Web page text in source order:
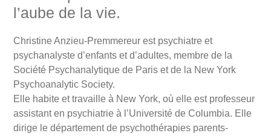
l’aube de la vie.
Christine Anzieu-Premmereur est psychiatre et
psychanalyste d’enfants et d’adultes, membre de la
Société Psychanalytique de Paris et de la New York
Psychoanalytic Society.
Elle habite et travaille à New York, où elle est professeur
assistant en psychiatrie à l’Université de Columbia. Elle
dirige le département de psychothérapies parents-